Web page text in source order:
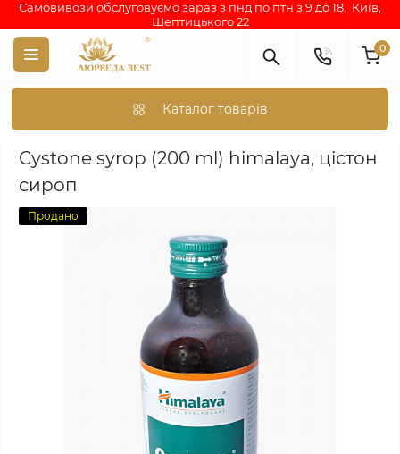
Самовивози обслуговуємо зараз з пнд по птн з 9 до 18. Київ,
Шептицького 22
0
Каталог товарів
Cystone syrop (200 ml) himalaya, цістон сироп
Cystone syrop (200 ml) himalaya, цістон
сироп
Продано